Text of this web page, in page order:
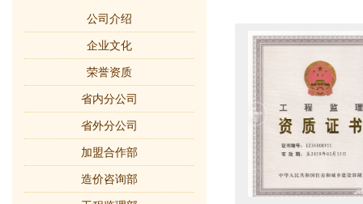
公司介绍
企业文化
荣誉资质
省内分公司
省外分公司
加盟合作部
造价咨询部